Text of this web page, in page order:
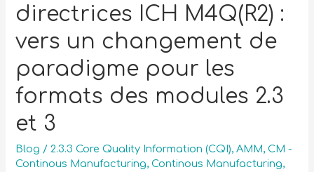
directrices ICH M4Q(R2) :
vers un changement de
paradigme pour les
formats des modules 2.3
et 3
Blog / 2.3.3 Core Quality Information (CQI),AMM,CM -
Continous Manufacturing,Continous Manufacturing,